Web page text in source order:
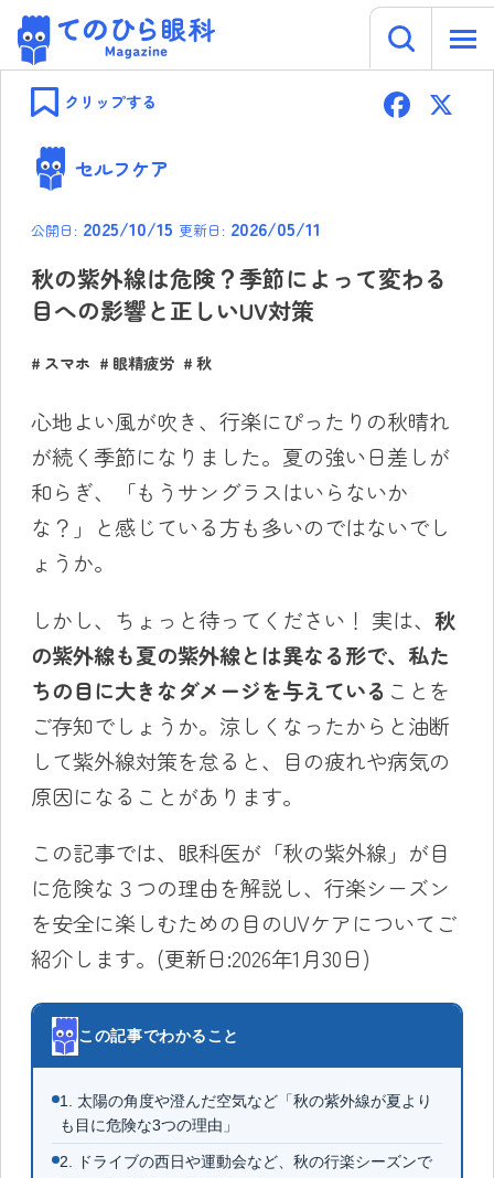
Skip
content
てのひら眼科 Magazine
セルフケア
クリップする F
ok
公開日: 2025/10/15 更新日: 2026/05/11
秋の紫外線は危険？季節によって変わる
目への影響と正しいUV対策
スマホ 眼精疲労 秋
心地よい風が吹き、行楽にぴったりの秋晴れ
が続く季節になりました。夏の強い日差しが
和らぎ、「もうサングラスはいらないか
な？」と感じている方も多いのではないでし
ょうか。
しかし、ちょっと待ってください！ 実は、 秋
の紫外線も夏の紫外線とは異なる形で、私た
ちの目に大きなダメージを与えている ことを
ご存知でしょうか。涼しくなったからと油断
して紫外線対策を怠ると、目の疲れや病気の
原因になることがあります。
この記事では、眼科医が「秋の紫外線」が目
に危険な３つの理由を解説し、行楽シーズン
を安全に楽しむための目のUVケアについてご
紹介します。(更新日:2026年1月30日)
この記事でわかること
1. 太陽の角度や澄んだ空気など「秋の紫外線が夏より
も目に危険な3つの理由」
2. ドライブの西日や運動会など、秋の行楽シーズンで